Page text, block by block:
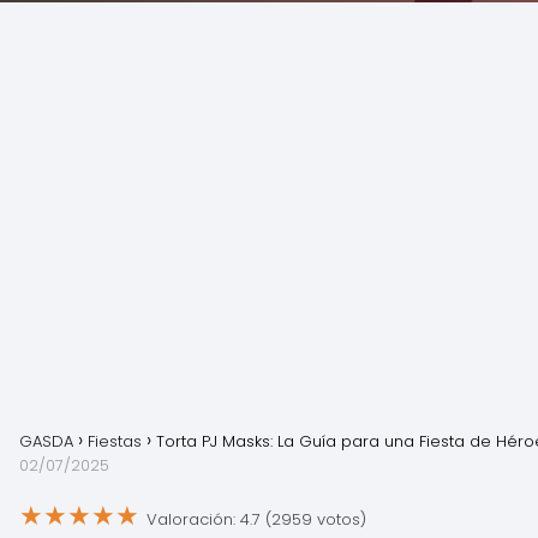
GASDA Fiestas
Torta PJ Masks: La Guía para una Fiesta de
02/07/2025
★★★★★ Valoración: 4.7 (2959 votos)